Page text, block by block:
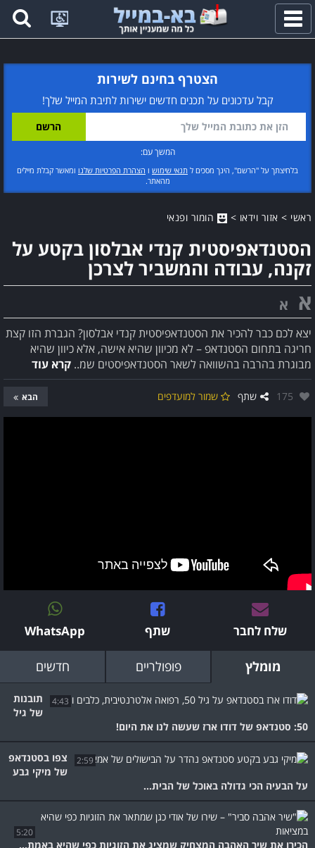
פתח
תפריט
הצטרף בחינם לשירות
קבל עדכונים על תכנים חדשים ישירות לתיבת המייל שלך!
המשך עם:
בלחיצתך על "הרשם", הינך מסכים ל תנאי שימוש ו הצהרת הפרטיות שלנו ומאשר קבלת מיילים
מהאתר.
ראשי > אזור וידאו > הומור ופנאי
הסטנדאפיסטית קנדי אבלסון בקטע על
זקנה, עבודה והמשביר לצרכן
א א
יצא לכם כבר להכיר את הסטנדאפיסטית קנדי אבלסון? הגברת הזו קצת
חריגה בתחום הסטנדאפ – לא מכיוון שהיא אישה, אלא כיוון שהיא
מבוגרת בהרבה בהשוואה לשאר הסטנדאפיסטים שמ.. קרא עוד
אהבו:
175 שתף שמור למועדפים הבא
שלח לחבר שתף WhatsApp
מומלץ פופולריים חדשים
4:43
תובנות
של גיל
50: סטנדאפ של דודו ארז שעשה לנו את היום!
2:59
צפו בסטנדאפ
של מיקי גבע
על הבעיה הכי גדולה באוכל של הבית...
5:20
הכירו את שיר האהבה המצחיק שמציג את הזוגיות כפי שהיא באמת...